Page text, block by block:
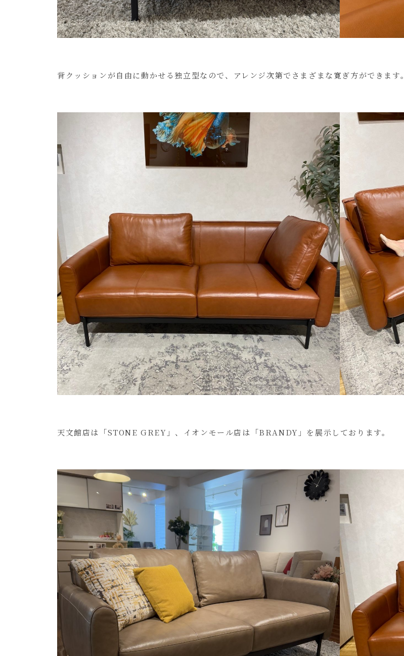
背クッションが自由に動かせる独立型なので、アレンジ次第でさまざまな寛ぎ方ができます。
天文館店は「STONE GREY」、イオンモール店は「BRANDY」を展示しております。